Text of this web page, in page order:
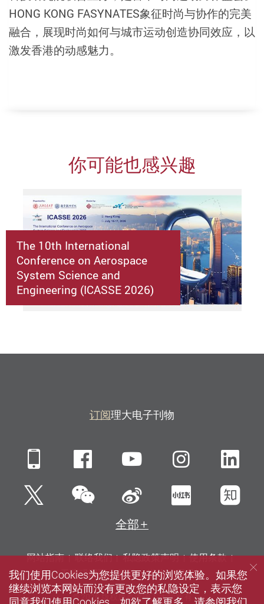
HONG KONG FASYNATES象征时尚与协作的完美
融合，展现时尚如何与城市运动创造协同效应，以
激发香港的动感魅力。
你可能也感兴趣
The 10th International
Conference on Aerospace
System Science and
Engineering (ICASSE 2026)
订阅理大电子刊物
Mobile FacebookYouTube
Twitter微信 新浪微博小红书知
全部
网站指南 联络我们 私隐政策声明
使用条款
无障碍网页
招聘 媒体 图书馆
© 2026 版权属香港理工大学所有
我们使用Cookies为您提供更好的浏览体验。如果您
继续浏览本网站而没有更改您的私隐设定，表示您